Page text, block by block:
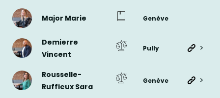
Major Marie Genève
Demierre
Vincent
Pully >
Rousselle-
Ruffieux Sara
Genève >